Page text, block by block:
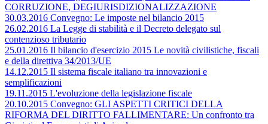
CORRUZIONE, DEGIURISDIZIONALIZZAZIONE
30.03.2016 Convegno: Le imposte nel bilancio 2015
26.02.2016 La Legge di stabilità e il Decreto delegato sul
contenzioso tributario
25.01.2016 Il bilancio d'esercizio 2015 Le novità civilistiche, fiscali
e della direttiva 34/2013/UE
14.12.2015 Il sistema fiscale italiano tra innovazioni e
semplificazioni
19.11.2015 L'evoluzione della legislazione fiscale
20.10.2015 Convegno: GLI ASPETTI CRITICI DELLA
RIFORMA DEL DIRITTO FALLIMENTARE: Un confronto tra